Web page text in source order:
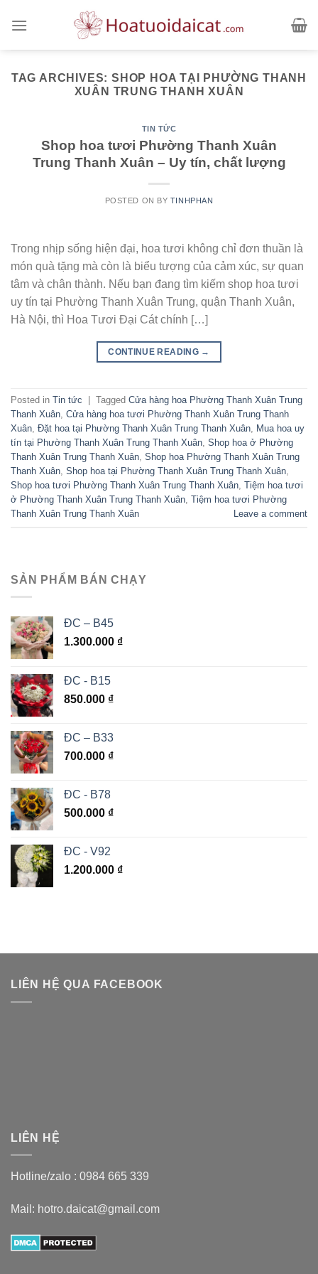
TAG ARCHIVES:SHOP HOA TẠI PHƯỜNG THANH
XUÂN TRUNG THANH XUÂN
TIN TỨC
Shop hoa tươi Phường Thanh Xuân
Trung Thanh Xuân – Uy tín, chất lượng
POSTED ON BY TINHPHAN
Trong nhịp sống hiện đại, hoa tươi không chỉ đơn thuần là
món quà tặng mà còn là biểu tượng của cảm xúc, sự quan
tâm và chân thành. Nếu bạn đang tìm kiếm shop hoa tươi
uy tín tại Phường Thanh Xuân Trung, quận Thanh Xuân,
Hà Nội, thì Hoa Tươi Đại Cát chính […]
CONTINUE READING →
Posted in Tin tức Tagged Cửa hàng hoa Phường Thanh Xuân Trung
Thanh Xuân Cửa hàng hoa tươi Phường Thanh Xuân Trung Thanh
Xuân Đặt hoa tại Phường Thanh Xuân Trung Thanh Xuân
Mua hoa uy
tín tại Phường Thanh Xuân Trung Thanh Xuân Shop hoa ở Phường
Thanh Xuân Trung Thanh Xuân Shop hoa Phường Thanh Xuân Trung
Thanh Xuân Shop hoa tại Phường Thanh Xuân Trung Thanh Xuân
Shop hoa tươi Phường Thanh Xuân Trung Thanh Xuân Tiệm hoa tươi
ở Phường Thanh Xuân Trung Thanh Xuân Tiệm hoa tươi Phường
Thanh Xuân Trung Thanh Xuân
Leave a comment
SẢN PHẨM BÁN CHẠY
ĐC – B45
1.300.000 ₫
ĐC - B15
850.000 ₫
ĐC – B33
700.000 ₫
ĐC - B78
500.000 ₫
ĐC - V92
1.200.000 ₫
LIÊN HỆ QUA FACEBOOK
LIÊN HỆ
Hotline/zalo : 0984 665 339
Mail: hotro.daicat@gmail.com